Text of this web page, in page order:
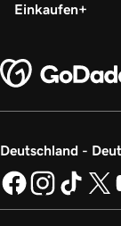
Einkaufen
Deutschland -